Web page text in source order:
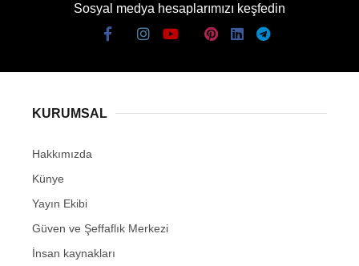
Sosyal medya hesaplarımızı keşfedin
KURUMSAL
Hakkımızda
Künye
Yayın Ekibi
Güven ve Şeffaflık Merkezi
İnsan kaynakları